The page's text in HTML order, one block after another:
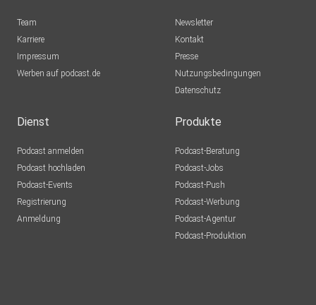
Team
Karriere
Impressum
Werben auf podcast.de
Newsletter
Kontakt
Presse
Nutzungsbedingungen
Datenschutz
Dienst
Podcast anmelden
Podcast hochladen
Podcast-Events
Registrierung
Anmeldung
Produkte
Podcast-Beratung
Podcast-Jobs
Podcast-Push
Podcast-Werbung
Podcast-Agentur
Podcast-Produktion